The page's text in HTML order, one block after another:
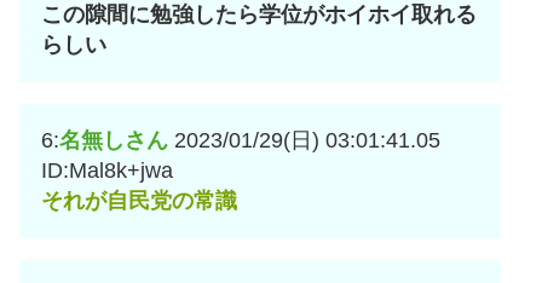
この隙間に勉強したら学位がホイホイ取れる
らしい
6:名無しさん 2023/01/29(日) 03:01:41.05
ID:Mal8k+jwa
それが自民党の常識